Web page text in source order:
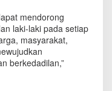
mendorong
laki-laki pada setiap
masyarakat,
berkedadilan,”